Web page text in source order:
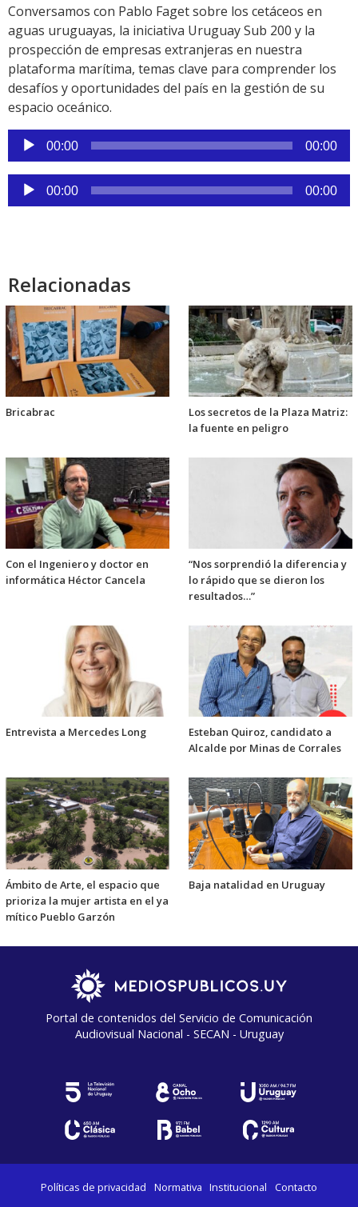
Link
Conversamos con Pablo Faget sobre los cetáceos en
aguas uruguayas, la iniciativa Uruguay Sub 200 y la
prospección de empresas extranjeras en nuestra
plataforma marítima, temas clave para comprender los
desafíos y oportunidades del país en la gestión de su
espacio oceánico.
Reproductor
de
audio
00:00 00:00
Reproductor
de
00:00 00:00
Relacionadas
Bricabrac
Los secretos de la Plaza Matriz:
la fuente en peligro
Con el Ingeniero y doctor en
informática Héctor Cancela
“Nos sorprendió la diferencia y
lo rápido que se dieron los
resultados…”
Entrevista a Mercedes Long
Esteban Quiroz, candidato a
Alcalde por Minas de Corrales
Ámbito de Arte, el espacio que
prioriza la mujer artista en el ya
mítico Pueblo Garzón
Baja natalidad en Uruguay
Portal de contenidos del Servicio de Comunicación
Audiovisual Nacional - SECAN - Uruguay
Políticas de privacidad Normativa Institucional Contacto